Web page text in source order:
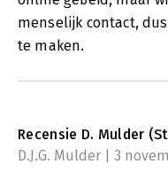
menselijk contact,
te maken.
Recensie D. Mulder
D.J.G. Mulder | 3